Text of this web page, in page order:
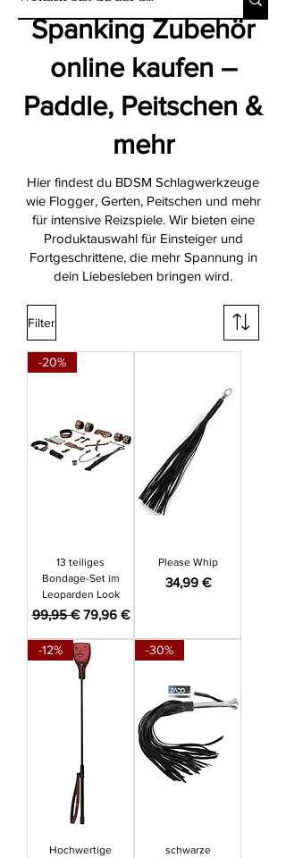
Spanking Zubehör
online kaufen –
Paddle, Peitschen &
mehr
Hier findest du BDSM Schlagwerkzeuge
wie Flogger, Gerten, Peitschen und mehr
für intensive Reizspiele. Wir bieten eine
Produktauswahl für Einsteiger und
Fortgeschrittene, die mehr Spannung in
dein Liebesleben bringen wird.
Filter
-20%
13 teiliges
Bondage-Set im
Leoparden Look
Standardpreis
99,95 € Sale-Preis
79,96 €
Please Whip
Preis
34,99 €
-12%
Hochwertige
-30%
schwarze